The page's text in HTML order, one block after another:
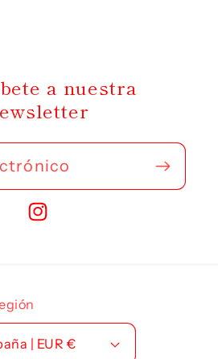
a nuestra
Instagram
España | EUR €